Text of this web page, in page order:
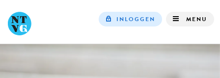
navigation
INLOGGEN MENU